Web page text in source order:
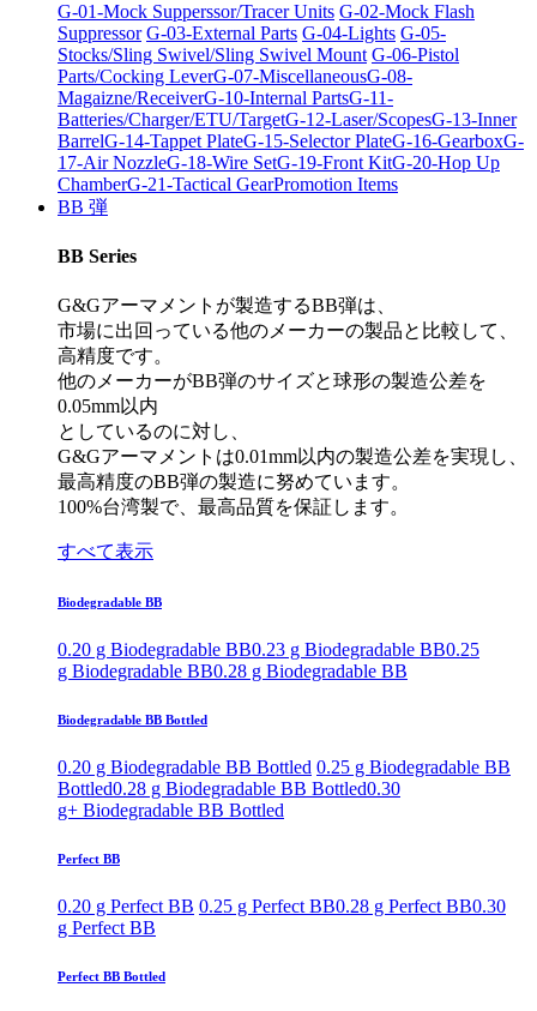
G-01-Mock Supperssor/Tracer Units G-02-Mock Flash
Suppressor G-03-External Parts G-04-Lights G-05-
Stocks/Sling Swivel/Sling Swivel Mount G-06-Pistol
Parts/Cocking LeverG-07-MiscellaneousG-08-
Magaizne/ReceiverG-10-Internal PartsG-11-
Batteries/Charger/ETU/TargetG-12-Laser/ScopesG-13-Inner
BarrelG-14-Tappet PlateG-15-Selector PlateG-16-GearboxG-
17-Air NozzleG-18-Wire SetG-19-Front KitG-20-Hop Up
ChamberG-21-Tactical GearPromotion Items
BB 弾
BB Series
G&Gアーマメントが製造するBB弾は、
市場に出回っている他のメーカーの製品と比較して、
高精度です。
他のメーカーがBB弾のサイズと球形の製造公差を
0.05mm以内
としているのに対し、
G&Gアーマメントは0.01mm以内の製造公差を実現し、
最高精度のBB弾の製造に努めています。
100%台湾製で、最高品質を保証します。
すべて表示
Biodegradable BB
0.20 g Biodegradable BB0.23 g Biodegradable BB0.25
g Biodegradable BB0.28 g Biodegradable BB
Biodegradable BB Bottled
0.20 g Biodegradable BB Bottled 0.25 g Biodegradable BB
Bottled0.28 g Biodegradable BB Bottled0.30
g+ Biodegradable BB Bottled
Perfect BB
0.20 g Perfect BB 0.25 g Perfect BB0.28 g Perfect BB0.30
g Perfect BB
Perfect BB Bottled